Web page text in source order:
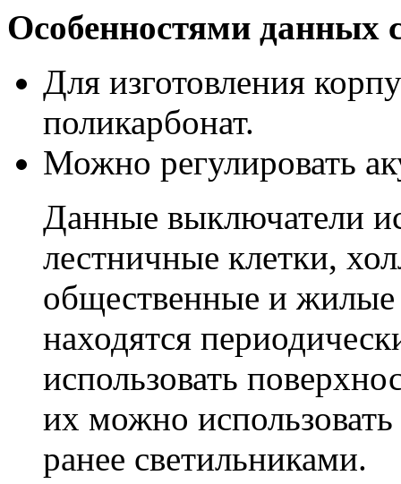
Особенностями данных
Для изготовления
поликарбонат.
Можно регулировать
Данные выключатели
лестничные клетки,
общественные и
находятся
использовать
их можно
ранее светильниками.